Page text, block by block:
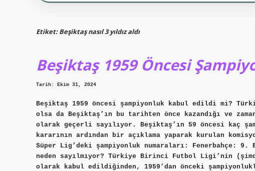
Etiket:Beşiktaş nasıl 3 yıldız aldı
Beşiktaş 1959 Öncesi
Tarih: Ekim 31, 2024
Beşiktaş 1959 öncesi şampiyonluk kabul edildi mi?
olsa da Beşiktaş’ın bu tarihten önce kazandığı ve
olarak geçerli sayılıyor. Beşiktaş’ın 59 öncesi kaç
kararının ardından bir açıklama yaparak kurulan
Süper Lig’deki şampiyonluk numaraları: Fenerbahçe:
neden sayılmıyor? Türkiye Birinci Futbol Ligi’nin
olarak kabul edildiğinden, 1959’dan önceki